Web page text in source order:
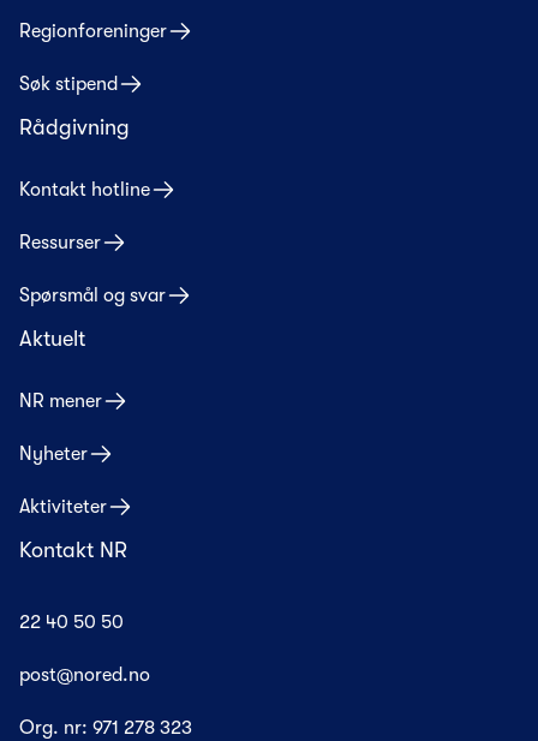
Regionforeninger
Søk stipend
Rådgivning
Kontakt hotline
Ressurser
Spørsmål og svar
Aktuelt
NR mener
Nyheter
Aktiviteter
Kontakt NR
22 40 50 50
post@nored.no
Org. nr: 971 278 323